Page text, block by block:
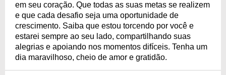
em seu coração. Que todas as suas metas se realizem
e que cada desafio seja uma oportunidade de
crescimento. Saiba que estou torcendo por você e
estarei sempre ao seu lado, compartilhando suas
alegrias e apoiando nos momentos difíceis. Tenha um
dia maravilhoso, cheio de amor e gratidão.